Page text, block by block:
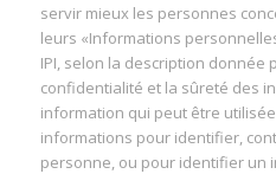
servir mieux les personnes
leurs «Informations
IPI, selon la description donnée
confidentialité et la sûreté des
information qui peut être
informations pour identifier,
personne, ou pour identifier un